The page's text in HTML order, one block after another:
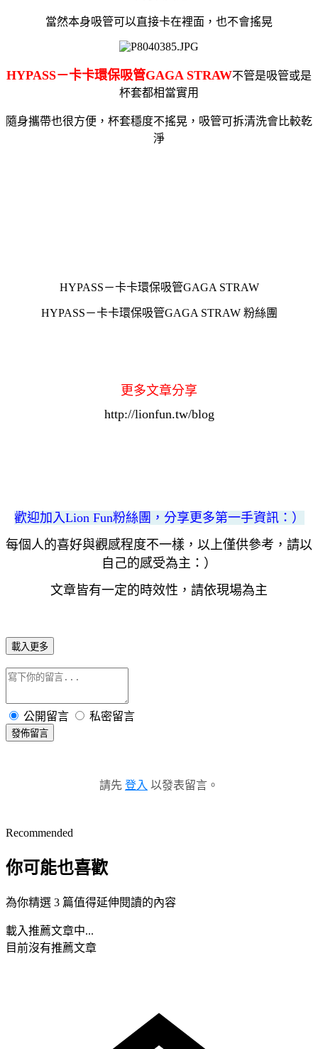
當然本身吸管可以直接卡在裡面，也不會搖晃
HYPASS－卡卡環保吸管GAGA STRAW不管是吸管或是
杯套都相當實用
隨身攜帶也很方便，杯套穩度不搖晃，吸管可拆清洗會比較乾
淨
HYPASS－卡卡環保吸管GAGA STRAW
HYPASS－卡卡環保吸管GAGA STRAW 粉絲團
更多文章分享
http://lionfun.tw/blog
歡迎加入Lion Fun粉絲團，分享更多第一手資訊：）
每個人的喜好與觀感程度不一樣，以上僅供參考，請以
自己的感受為主：）
文章皆有一定的時效性，請依現場為主
載入更多
公開留言 私密留言
發佈留言
請先 登入 以發表留言。
Recommended
你可能也喜歡
為你精選 3 篇值得延伸閱讀的內容
載入推薦文章中...
目前沒有推薦文章